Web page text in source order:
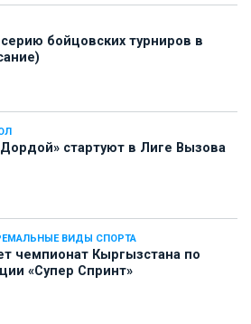
бойцовских турниров в
стартуют в Лиге Вызова
ВИДЫ СПОРТА
чемпионат Кыргызстана по
«Супер Спринт»